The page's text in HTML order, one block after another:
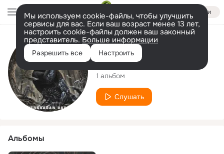
Войти
Мы используем cookie-файлы, чтобы улучшить
сервисы для вас. Если ваш возраст менее 13 лет,
настроить cookie-файлы должен ваш законный
представитель. Больше информации
Разрешить все Настроить
Исполнитель
Infact
1 альбом
Слушать
Альбомы